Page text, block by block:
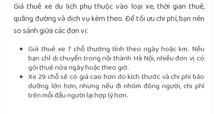
Giá thuê xe du lịch phụ thuộc vào loại xe, thời gian thuê,
quãng đường và dịch vụ kèm theo. Để tối ưu chi phí, bạn nên
so sánh giữa các đơn vị:
Giá thuê xe 7 chỗ thường tính theo ngày hoặc km. Nếu
bạn chỉ di chuyển trong nội thành Hà Nội, nhiều đơn vị có
gói thuê nửa ngày hoặc theo giờ.
Xe 29 chỗ sẽ có giá cao hơn do kích thước và chi phí bảo
dưỡng lớn hơn, nhưng nếu đi nhóm đông người, chi phí
trên mỗi đầu người lại hợp lý hơn.